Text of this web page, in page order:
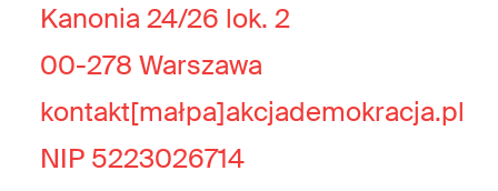
Kanonia 24/26 lok. 2
00-278 Warszawa
kontakt[małpa]akcjademokracja.pl
NIP 5223026714